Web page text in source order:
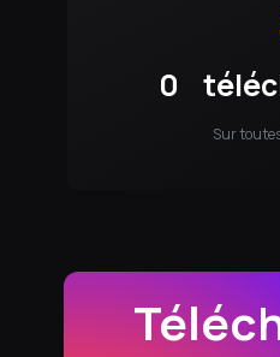
0
Sur